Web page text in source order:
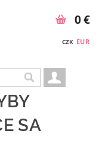
CZK EUR
0 €
SA